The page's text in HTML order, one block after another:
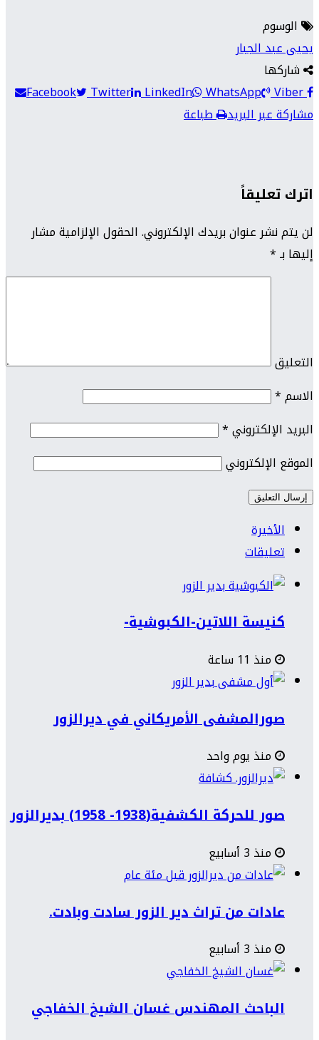
الوسوم
يحيى عبد الجبار
شاركها
Facebook
Twitter LinkedIn WhatsApp Viber
مشاركة عبر البريد
طباعة
اترك تعليقاً
لن يتم نشر عنوان بريدك الإلكتروني.الحقول الإلزامية مشار
إليها بـ*
التعليق
الاسم*
البريد الإلكتروني*
الموقع الإلكتروني
الأخيرة
تعليقات
كنيسة اللاتين-الكبوشية-
منذ 11 ساعة
صورالمشفى الأمريكاني في ديرالزور
منذ يوم واحد
صور للحركة الكشفية(1938- 1958) بديرالزور
منذ 3 أسابيع
عادات من تراث دير الزور سادت وبادت.
منذ 3 أسابيع
الباحث المهندس غسان الشيخ الخفاجي